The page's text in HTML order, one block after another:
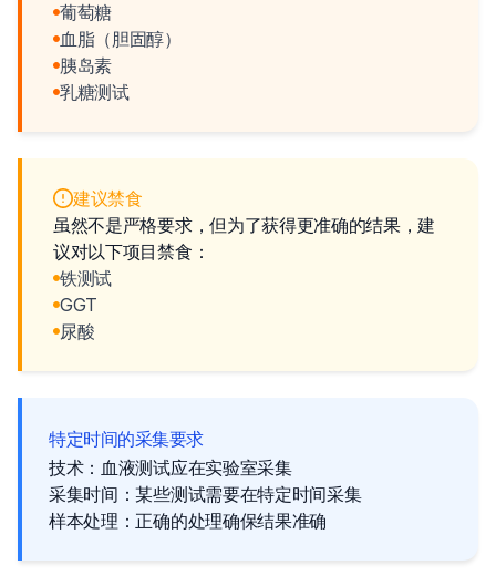
葡萄糖
血脂（胆固醇）
胰岛素
乳糖测试
建议禁食
虽然不是严格要求，但为了获得更准确的结果，建
议对以下项目禁食：
铁测试
GGT
尿酸
特定时间的采集要求
技术：血液测试应在实验室采集
采集时间：某些测试需要在特定时间采集
样本处理：正确的处理确保结果准确